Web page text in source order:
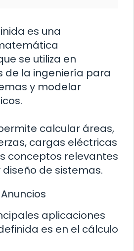
es una
se utiliza en
de la ingeniería para
y modelar
calcular áreas,
cargas eléctricas
conceptos relevantes
diseño de sistemas.
Anuncios
aplicaciones
es en el cálculo